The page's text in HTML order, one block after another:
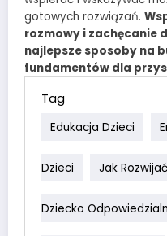
gotowych rozwiązań.
rozmowy i zachęcanie
najlepsze sposoby na
fundamentów dla
Tag
Edukacja Dzieci
Dzieci Jak
Dziecko